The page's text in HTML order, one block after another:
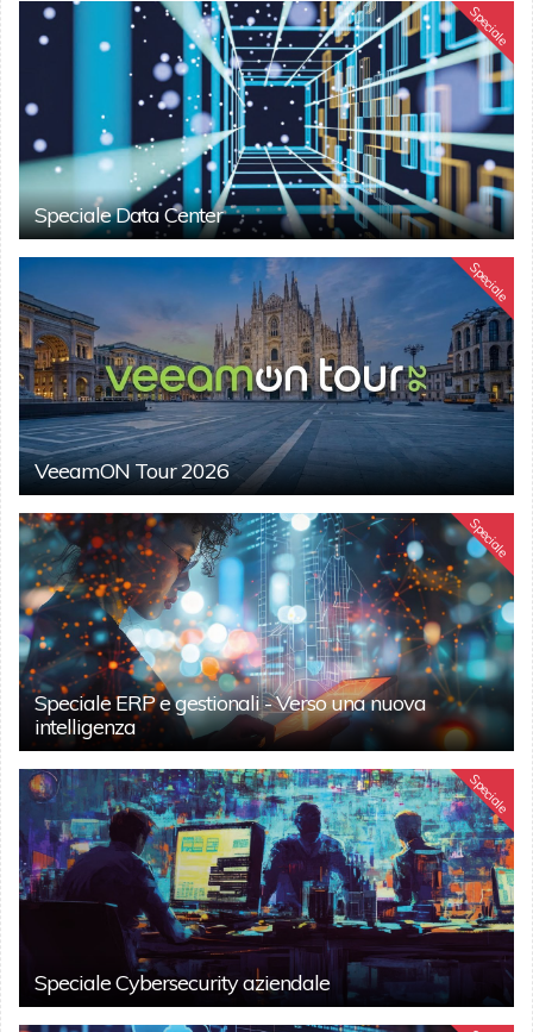
Speciale
Speciale Data Center
Speciale
VeeamON Tour 2026
Speciale
Speciale ERP e gestionali - Verso una nuova
intelligenza
Speciale
Speciale Cybersecurity aziendale